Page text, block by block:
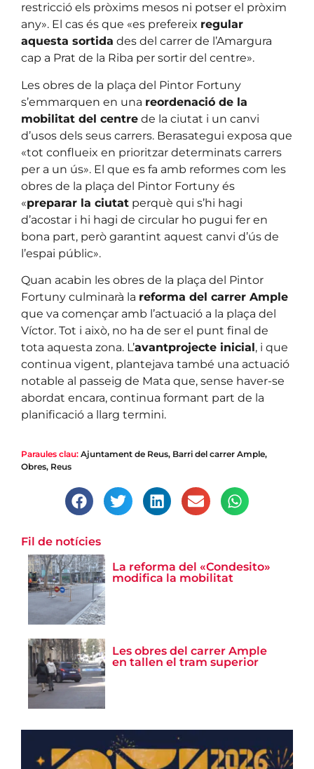
restricció els pròxims mesos ni potser el pròxim
any». El cas és que «es prefereix regular
aquesta sortida des del carrer de l’Amargura
cap a Prat de la Riba per sortir del centre».
Les obres de la plaça del Pintor Fortuny
s’emmarquen en una reordenació de la
mobilitat del centre de la ciutat i un canvi
d’usos dels seus carrers. Berasategui exposa que
«tot conflueix en prioritzar determinats carrers
per a un ús». El que es fa amb reformes com les
obres de la plaça del Pintor Fortuny és
«preparar la ciutat perquè qui s’hi hagi
d’acostar i hi hagi de circular ho pugui fer en
bona part, però garantint aquest canvi d’ús de
l’espai públic».
Quan acabin les obres de la plaça del Pintor
Fortuny culminarà la reforma del carrer Ample
que va començar amb l’actuació a la plaça del
Víctor. Tot i això, no ha de ser el punt final de
tota aquesta zona. L’avantprojecte inicial, i que
continua vigent, plantejava també una actuació
notable al passeig de Mata que, sense haver-se
abordat encara, continua formant part de la
planificació a llarg termini.
Paraules clau: Ajuntament de Reus, Barri del carrer Ample,
Obres, Reus
Fil de notícies
La reforma del «Condesito»
modifica la mobilitat
Les obres del carrer Ample
en tallen el tram superior